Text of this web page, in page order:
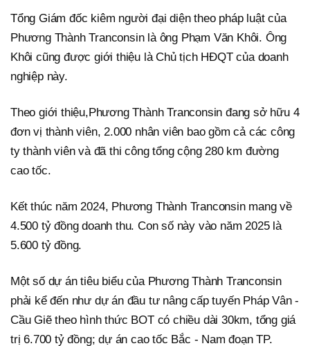
Tổng Giám đốc kiêm người đại diện theo pháp luật của
Phương Thành Tranconsin là ông Phạm Văn Khôi. Ông
Khôi cũng được giới thiệu là Chủ tịch HĐQT của doanh
nghiệp này.
Theo giới thiệu,Phương Thành Tranconsin đang sở hữu 4
đơn vị thành viên, 2.000 nhân viên bao gồm cả các công
ty thành viên và đã thi công tổng cộng 280 km đường
cao tốc.
Kết thúc năm 2024, Phương Thành Tranconsin mang về
4.500 tỷ đồng doanh thu. Con số này vào năm 2025 là
5.600 tỷ đồng.
Một số dự án tiêu biểu của Phương Thành Tranconsin
phải kể đến như dự án đầu tư nâng cấp tuyến Pháp Vân -
Cầu Giẽ theo hình thức BOT có chiều dài 30km, tổng giá
trị 6.700 tỷ đồng; dự án cao tốc Bắc - Nam đoạn TP.